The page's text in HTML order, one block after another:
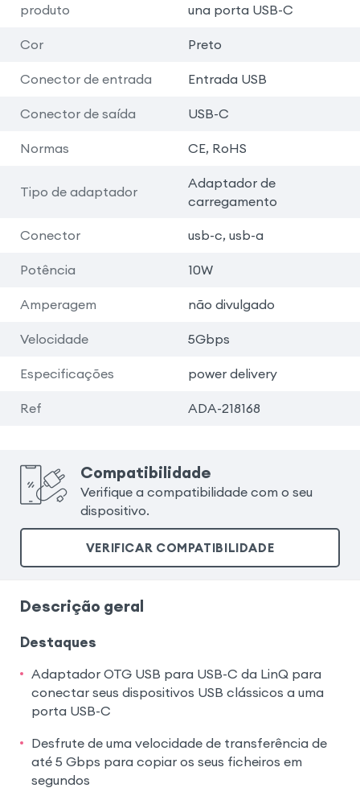
produto
una porta USB-C
Cor Preto
Conector de entrada Entrada USB
Conector de saída USB-C
Normas CE, RoHS
Tipo de adaptador
Adaptador de
carregamento
Conector usb-c, usb-a
Potência 10W
Amperagem não divulgado
Velocidade 5Gbps
Especificações power delivery
Ref ADA-218168
Compatibilidade
Verifique a compatibilidade com o seu
dispositivo.
VERIFICAR COMPATIBILIDADE
Descrição geral
Destaques
Adaptador OTG USB para USB-C da LinQ para
conectar seus dispositivos USB clássicos a uma
porta USB-C
Desfrute de uma velocidade de transferência de
até 5 Gbps para copiar os seus ficheiros em
segundos